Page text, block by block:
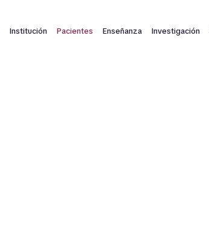
Institución Pacientes Enseñanza Investigación